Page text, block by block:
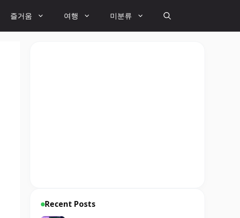
즐거움 여행 미분류
Recent Posts